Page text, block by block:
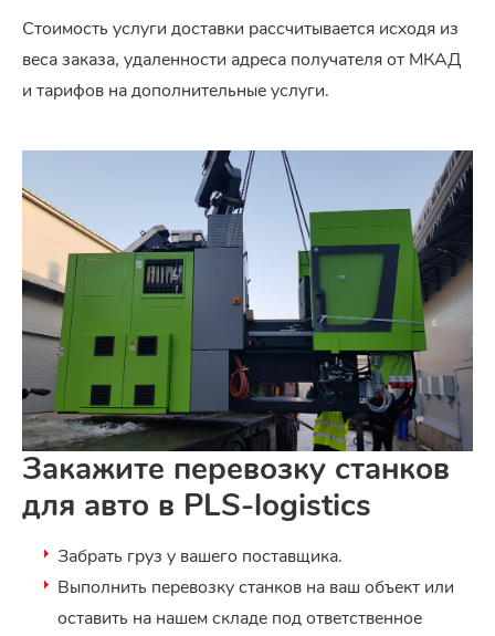
Стоимость услуги доставки рассчитывается исходя из
веса заказа, удаленности адреса получателя от МКАД
и тарифов на дополнительные услуги.
Закажите перевозку станков
для авто в PLS-logistics
Забрать груз у вашего поставщика.
Выполнить перевозку станков на ваш объект или
оставить на нашем складе под ответственное